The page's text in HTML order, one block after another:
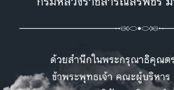
จดูภายในหู
ถ้าได้ยินลดลง
งหนองเพื่อตรวจเชื้อ